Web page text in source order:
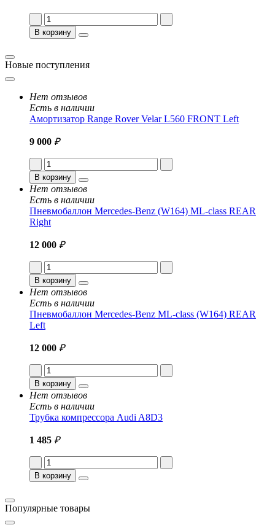
В корзину
Новые поступления
Нет отзывов
Есть в наличии
Амортизатор Range Rover Velar L560 FRONT Left
9 000 ₽
В корзину
Нет отзывов
Есть в наличии
Пневмобаллон Mercedes-Benz (W164) ML-class REAR
Right
12 000 ₽
В корзину
Нет отзывов
Есть в наличии
Пневмобаллон Mercedes-Benz ML-class (W164) REAR
Left
12 000 ₽
В корзину
Нет отзывов
Есть в наличии
Трубка компрессора Audi A8D3
1 485 ₽
В корзину
Популярные товары